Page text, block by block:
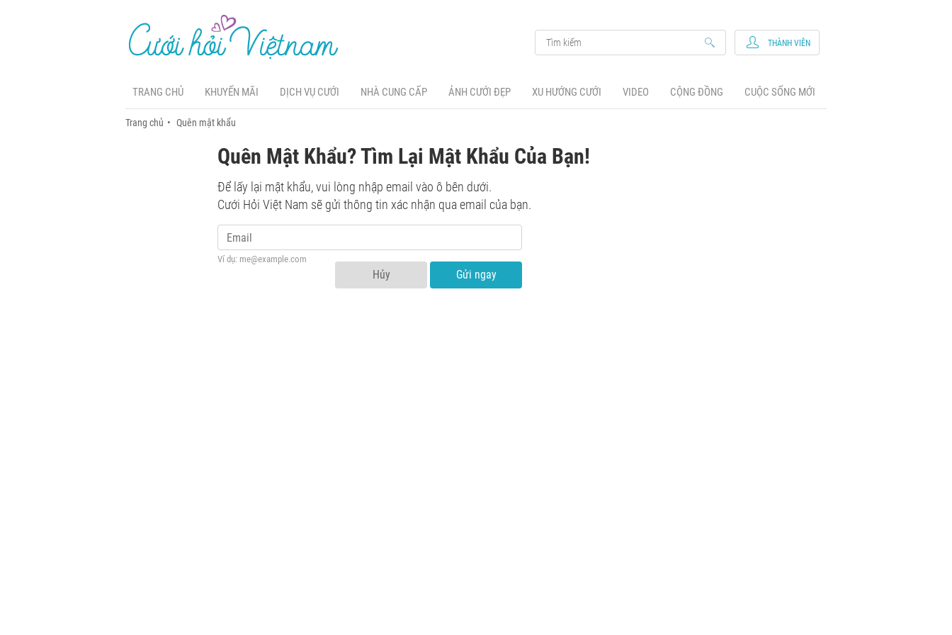
TRANG CHỦ KHUYẾN MÃI DỊCH VỤ CƯỚI NHÀ CUNG CẤP ẢNH CƯỚI ĐẸP XU HƯỚNG CƯỚI VIDEO CỘNG ĐỒNG CUỘC SỐNG MỚI
THÀNH VIÊN
Trang chủ Quên mật khẩu
Quên Mật Khẩu? Tìm Lại Mật Khẩu Của Bạn!
Để lấy lại mật khẩu, vui lòng nhập email vào ô bên dưới.
Cưới Hỏi Việt Nam sẽ gửi thông tin xác nhận qua email của bạn.
Ví dụ: me@example.com
Hủy Gửi ngay